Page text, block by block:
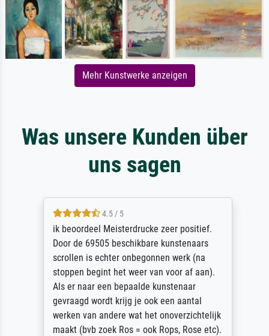
Mehr Kunstwerke anzeigen
Was unsere Kunden über
uns sagen
4.5 / 5
ik beoordeel Meisterdrucke zeer positief.
Door de 69505 beschikbare kunstenaars
scrollen is echter onbegonnen werk (na
stoppen begint het weer van voor af aan).
Als er naar een bepaalde kunstenaar
gevraagd wordt krijg je ook een aantal
werken van andere wat het onoverzichtelijk
maakt (bvb zoek Ros = ook Rops, Rose etc).